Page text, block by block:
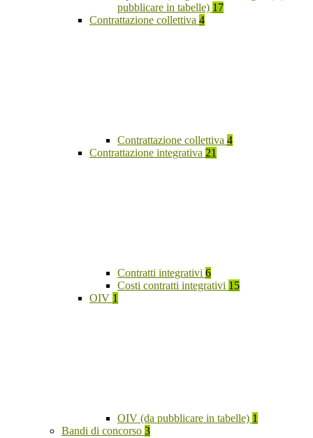
pubblicare in tabelle) 17
Contrattazione collettiva 4
Contrattazione collettiva 4
Contrattazione integrativa 21
Contratti integrativi 6
Costi contratti integrativi 15
OIV 1
OIV (da pubblicare in tabelle) 1
Bandi di concorso 3